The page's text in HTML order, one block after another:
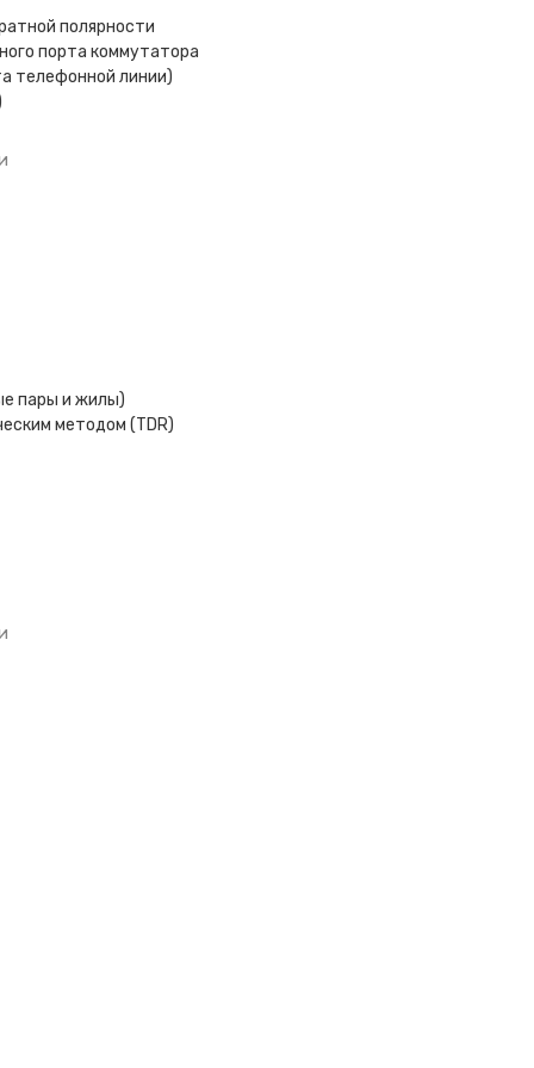
полярности
порта коммутатора
телефонной линии)
пары и жилы)
методом (TDR)